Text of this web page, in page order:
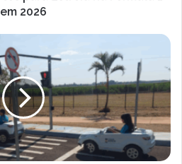
em 2026